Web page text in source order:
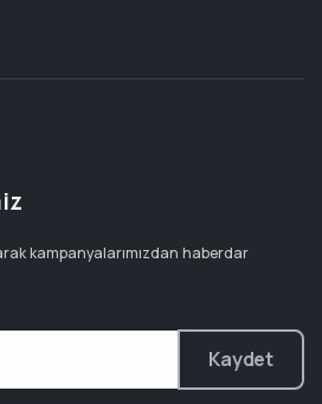
kampanyalarımızdan haberdar
Kaydet